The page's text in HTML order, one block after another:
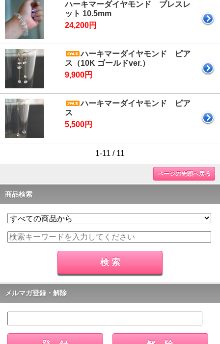
ハーキマーダイヤモンド ブレスレ
ット 10.5mm
24,200円
ハーキマーダイヤモンド ピア
ス（10K ゴールドver.）
9,900円
ハーキマーダイヤモンド ピア
ス
5,500円
1-11 / 11
ページの先頭へ戻る
商品検索
メルマガ登録・解除